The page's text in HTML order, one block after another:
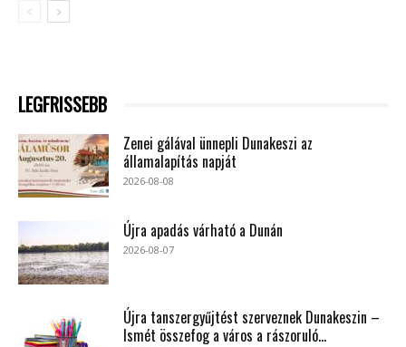
LEGFRISSEBB
Zenei gálával ünnepli Dunakeszi az
államalapítás napját
2026-08-08
Újra apadás várható a Dunán
2026-08-07
Újra tanszergyűjtést szerveznek Dunakeszin –
Ismét összefog a város a rászoruló...